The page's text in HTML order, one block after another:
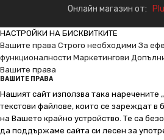
Онлайн магазин от:
НАСТРОЙКИ НА БИСКВИТКИТЕ
Вашите права Строго необходими За
функционалности Маркетингови
Вашите права
ВАШИТЕ ПРАВА
Нашият сайт използва така наречените
текстови файлове, които се зареждат в
на Вашето крайно устройство. Те са
да поддържаме сайта си лесен за